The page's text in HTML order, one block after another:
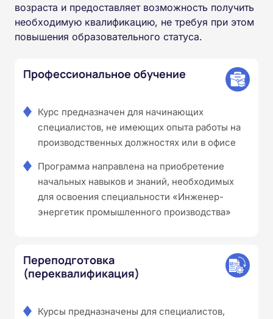
возраста и предоставляет возможность получить
необходимую квалификацию, не требуя при этом
повышения образовательного статуса.
Профессиональное обучение
Курс предназначен для начинающих
специалистов, не имеющих опыта работы на
производственных должностях или в офисе
Программа направлена на приобретение
начальных навыков и знаний, необходимых
для освоения специальности «Инженер-
энергетик промышленного производства»
Переподготовка
(переквалификация)
Курсы предназначены для специалистов,